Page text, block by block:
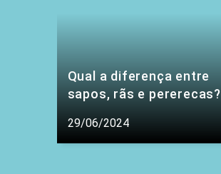
Qual a diferença entre
sapos, rãs e pererecas?
29/06/2024